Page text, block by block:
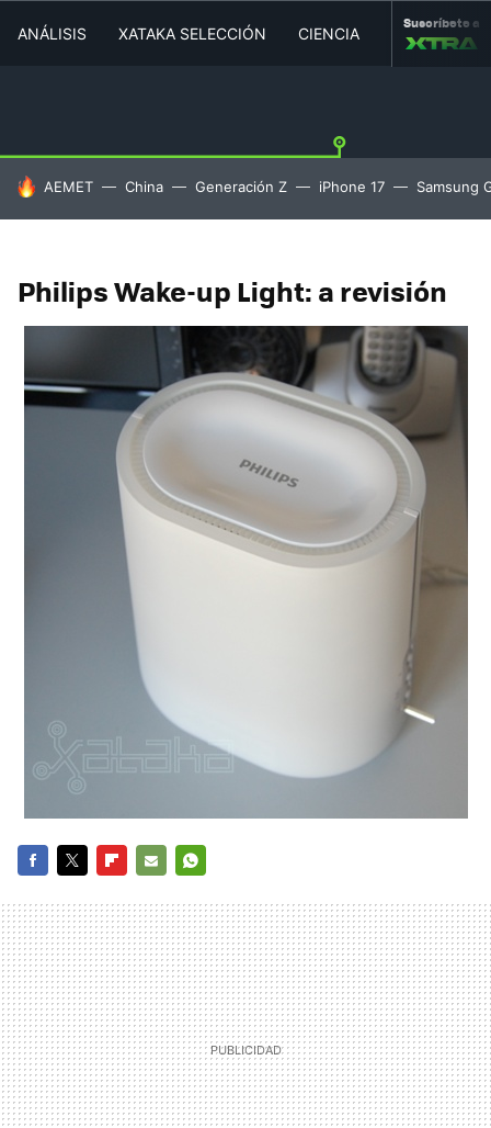
ANÁLISIS XATAKA SELECCIÓN CIENCIA MOVILIDAD
Suscríbete a
HOY SE HABLA DE
AEMET China Generación Z iPhone 17 Samsung
Philips Wake-up Light: a revisión
MAIL